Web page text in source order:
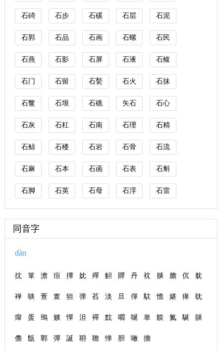
石碕 石步 石磎 石层 石泥
石郭 石品 石画 石螺 石民
石燕 石影 石屏 石液 石鳆
石门 石留 石甃 石火 石抹
石鳖 石垠 石礁 矢石 石心
石灰 石杠 石南 石理 石精
石鲸 石楼 石岩 石骨 石流
石麻 石本 石函 石表 石斛
石脚 石英 石母 石浮 石雷
同音字
dàn
抌 箪 澹 疸 撢 妉 殫 觛 贉 丹 衴 腅 膽 伔 躭
褝 啖 疍 亶 狚 弹 萏 淡 旦 僤 馾 憺 媅 瘅 眈
癉 蛋 鴠 赕 憚 泹 襌 黕 嚪 唌 単 餤 氮 駳 賧
儋 甔 鄲 彈 誕 耼 聸 惮 胆 噉 擔